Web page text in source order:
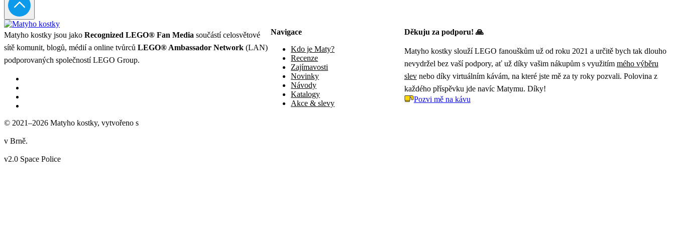
Matyho kostky jsou jako Recognized LEGO® Fan Media součástí celosvětové
sítě komunit, blogů, médií a online tvůrců LEGO® Ambassador Network (LAN)
podporovaných společností LEGO Group.
Navigace
Kdo je Maty?
Recenze
Zajímavosti
Novinky
Návody
Katalogy
Akce & slevy
Děkuju za podporu! 🙏
Matyho kostky slouží LEGO fanouškům už od roku 2021 a určitě bych tak dlouho
nevydržel bez vaší podpory, ať už díky vašim nákupům s využitím mého výběru
slevnebo díky virtuálním kávám, na které jste mě za ty roky pozvali. Polovina z
každého příspěvku jde navíc Matymu. Díky!
Pozvi mě na kávu
© 2021–2026 Matyho kostky, vytvořeno s
v Brně.
v2.0 Space Police